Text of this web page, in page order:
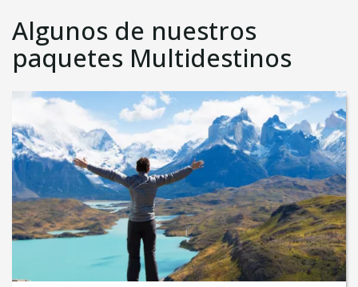
Algunos de nuestros
paquetes Multidestinos